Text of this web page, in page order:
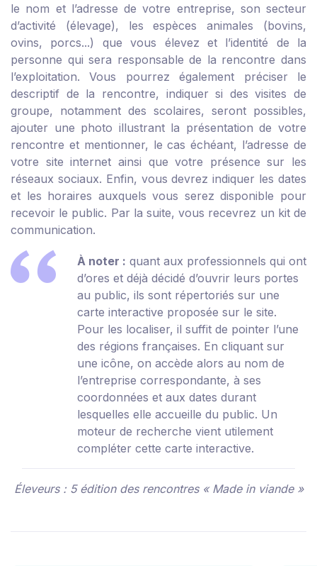
le nom et l’adresse de votre entreprise, son secteur
d’activité (élevage), les espèces animales (bovins,
ovins, porcs...) que vous élevez et l’identité de la
personne qui sera responsable de la rencontre dans
l’exploitation. Vous pourrez également préciser le
descriptif de la rencontre, indiquer si des visites de
groupe, notamment des scolaires, seront possibles,
ajouter une photo illustrant la présentation de votre
rencontre et mentionner, le cas échéant, l’adresse de
votre site internet ainsi que votre présence sur les
réseaux sociaux. Enfin, vous devrez indiquer les dates
et les horaires auxquels vous serez disponible pour
recevoir le public. Par la suite, vous recevrez un kit de
communication.
À noter : quant aux professionnels qui ont
d’ores et déjà décidé d’ouvrir leurs portes
au public, ils sont répertoriés sur une
carte interactive proposée sur le site.
Pour les localiser, il suffit de pointer l’une
des régions françaises. En cliquant sur
une icône, on accède alors au nom de
l’entreprise correspondante, à ses
coordonnées et aux dates durant
lesquelles elle accueille du public. Un
moteur de recherche vient utilement
compléter cette carte interactive.
Éleveurs : 5 édition des rencontres « Made in viande »